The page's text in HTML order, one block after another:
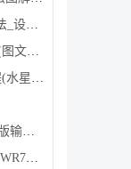
器的
用于
方法
设置方